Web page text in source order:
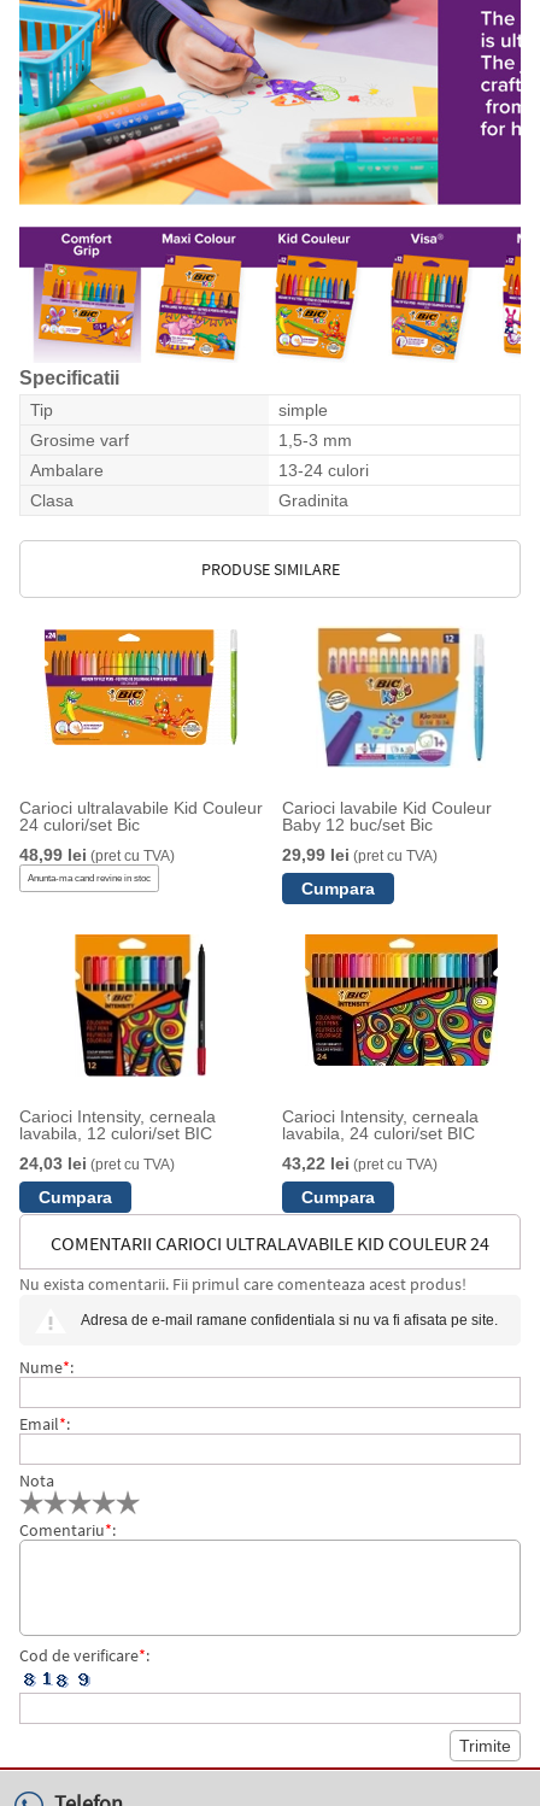
Specificatii
Tip
simple
Grosime varf
1,5-3 mm
Ambalare
13-24 culori
Clasa
Gradinita
PRODUSE SIMILARE
Carioci ultralavabile Kid Couleur
24 culori/set Bic
48,99 lei (pret cu TVA)
Anunta-ma cand revine in stoc
Carioci lavabile Kid Couleur
Baby 12 buc/set Bic
29,99 lei (pret cu TVA)
Carioci Intensity, cerneala
lavabila, 12 culori/set BIC
24,03 lei (pret cu TVA)
Carioci Intensity, cerneala
lavabila, 24 culori/set BIC
43,22 lei (pret cu TVA)
COMENTARII CARIOCI ULTRALAVABILE KID COULEUR 24
Nu exista comentarii. Fii primul care comenteaza acest produs!
Adresa de e-mail ramane confidentiala si nu va fi afisata pe site.
Nume*:
Email*:
Nota
Comentariu*:
Cod de verificare*: